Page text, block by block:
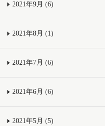
2021年9月 (6)
2021年8月 (1)
2021年7月 (6)
2021年6月 (6)
2021年5月 (5)